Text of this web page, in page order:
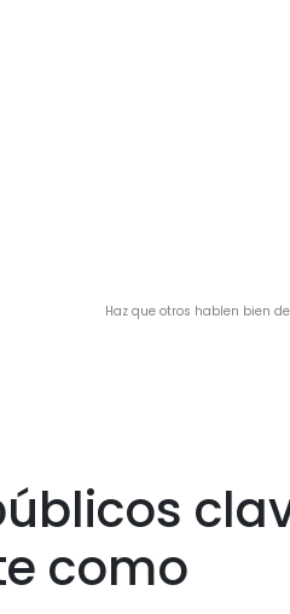
Haz que otros hablen bien
como